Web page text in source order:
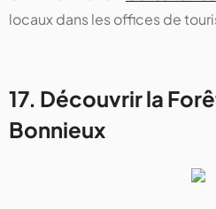
locaux dans les offices de
17. Découvrir la
Bonnieux